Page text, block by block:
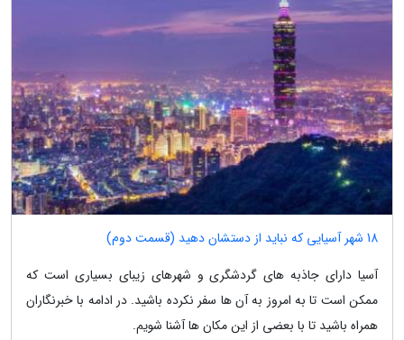
18 شهر آسیایی که نباید از دستشان دهید (قسمت دوم)
آسیا دارای جاذبه های گردشگری و شهرهای زیبای بسیاری است که
ممکن است تا به امروز به آن ها سفر نکرده باشید. در ادامه با خبرنگاران
همراه باشید تا با بعضی از این مکان ها آشنا شویم.